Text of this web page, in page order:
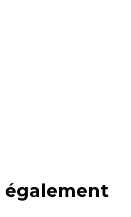
également